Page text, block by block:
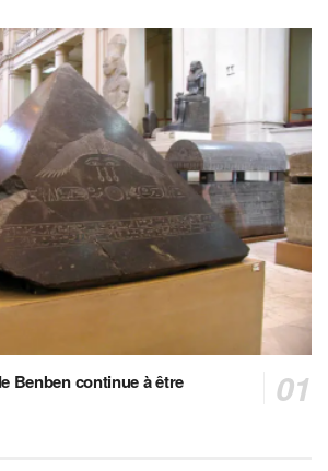
Benben continue à être